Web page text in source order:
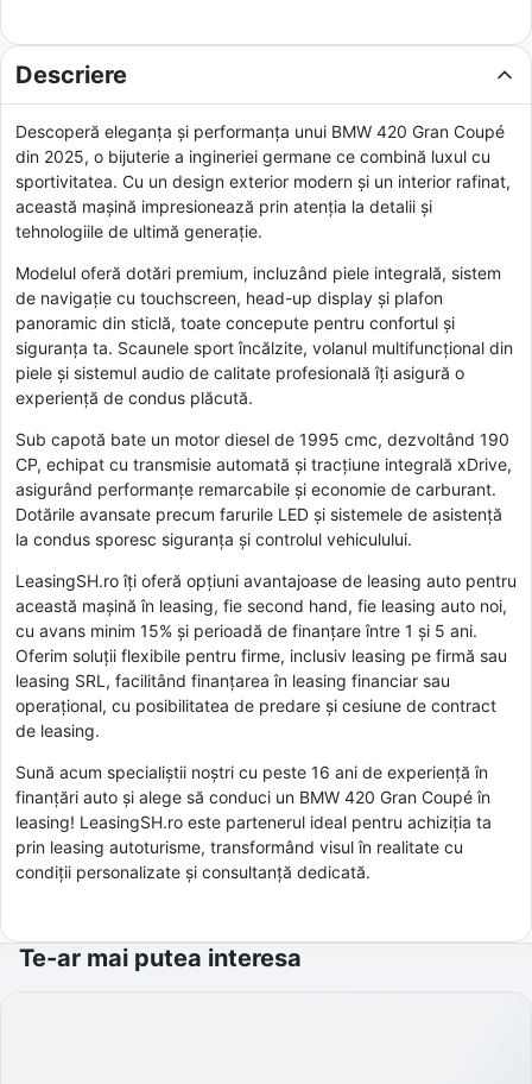
Descriere
Descoperă eleganța și performanța unui BMW 420 Gran Coupé
din 2025, o bijuterie a ingineriei germane ce combină luxul cu
sportivitatea. Cu un design exterior modern și un interior rafinat,
această mașină impresionează prin atenția la detalii și
tehnologiile de ultimă generație.
Modelul oferă dotări premium, incluzând piele integrală, sistem
de navigație cu touchscreen, head-up display și plafon
panoramic din sticlă, toate concepute pentru confortul și
siguranța ta. Scaunele sport încălzite, volanul multifuncțional din
piele și sistemul audio de calitate profesională îți asigură o
experiență de condus plăcută.
Sub capotă bate un motor diesel de 1995 cmc, dezvoltând 190
CP, echipat cu transmisie automată și tracțiune integrală xDrive,
asigurând performanțe remarcabile și economie de carburant.
Dotările avansate precum farurile LED și sistemele de asistență
la condus sporesc siguranța și controlul vehiculului.
LeasingSH.ro îți oferă opțiuni avantajoase de leasing auto pentru
această mașină în leasing, fie second hand, fie leasing auto noi,
cu avans minim 15% și perioadă de finanțare între 1 și 5 ani.
Oferim soluții flexibile pentru firme, inclusiv leasing pe firmă sau
leasing SRL, facilitând finanțarea în leasing financiar sau
operațional, cu posibilitatea de predare și cesiune de contract
de leasing.
Sună acum specialiștii noștri cu peste 16 ani de experiență în
finanțări auto și alege să conduci un BMW 420 Gran Coupé în
leasing! LeasingSH.ro este partenerul ideal pentru achiziția ta
prin leasing autoturisme, transformând visul în realitate cu
condiții personalizate și consultanță dedicată.
Te-ar mai putea interesa